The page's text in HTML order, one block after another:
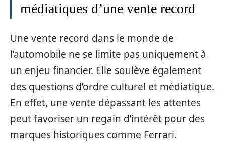
médiatiques d’une vente record
Une vente record dans le monde de
l’automobile ne se limite pas uniquement à
un enjeu financier. Elle soulève également
des questions d’ordre culturel et médiatique.
En effet, une vente dépassant les attentes
peut favoriser un regain d’intérêt pour des
marques historiques comme Ferrari.